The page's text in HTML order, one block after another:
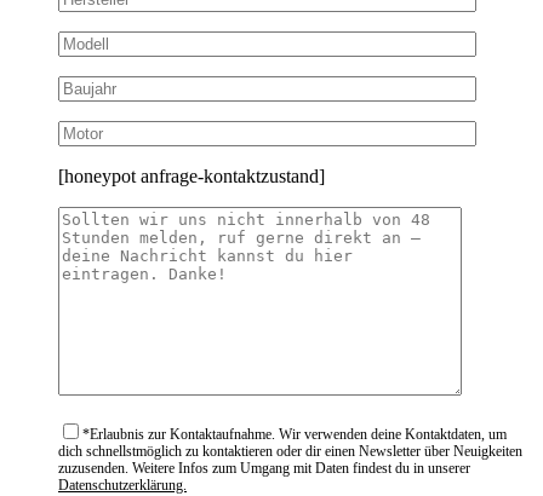
[honeypot anfrage-kontaktzustand]
*Erlaubnis zur Kontaktaufnahme. Wir verwenden deine Kontaktdaten, um
dich schnellstmöglich zu kontaktieren oder dir einen Newsletter über Neuigkeiten
zuzusenden. Weitere Infos zum Umgang mit Daten findest du in unserer
Datenschutzerklärung.